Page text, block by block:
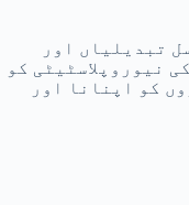
تبدیلیاں اور
نیوروپلاسٹیٹی کو
کو اپنانا اور